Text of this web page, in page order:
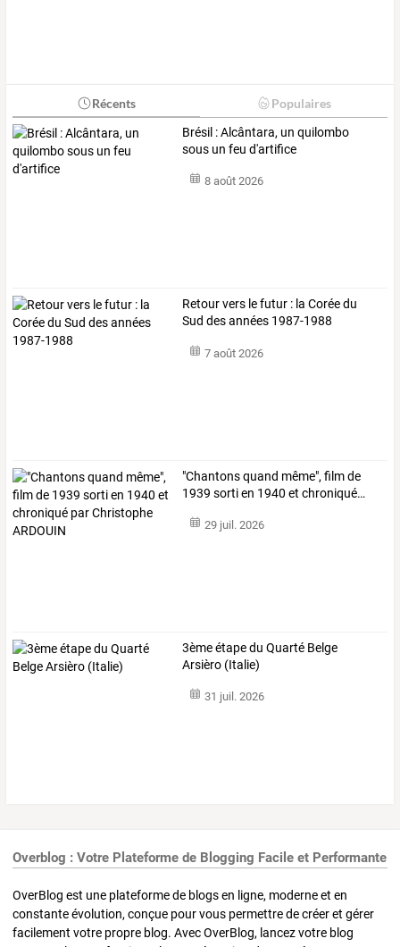
Récents Populaires
Brésil : Alcântara, un quilombo
sous un feu d'artifice
8 août 2026
Retour vers le futur : la Corée du
Sud des années 1987-1988
7 août 2026
"Chantonsquand même", filmde
1939 sortien 1940 et chroniqué…
29 juil. 2026
3ème étape du Quarté Belge
Arsièro (Italie)
31 juil. 2026
Overblog : Votre Plateforme de Blogging Facile et Performante
OverBlog est une plateforme de blogs en ligne, moderne et en
constante évolution, conçue pour vous permettre de créer et gérer
facilement votre propre blog. Avec OverBlog, lancez votre blog